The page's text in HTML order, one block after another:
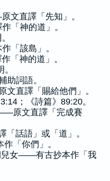
文直譯「先知」。
「神的道」。
「該島」。
「神的道」。
詞語。
直譯「賜給他們」。
；《詩篇》89:20。
原文直譯「完成賽
話語」或「道」。
「你們」。
兒女——有古抄本作「我